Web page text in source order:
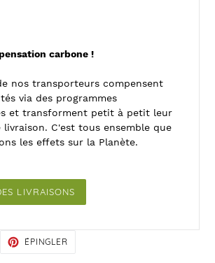
carbone !
nos transporteurs compensent
via des programmes
et transforment petit à petit leur
livraison. C'est tous ensemble que
les effets sur la Planète.
LIVRAISONS
ÉPINGLER